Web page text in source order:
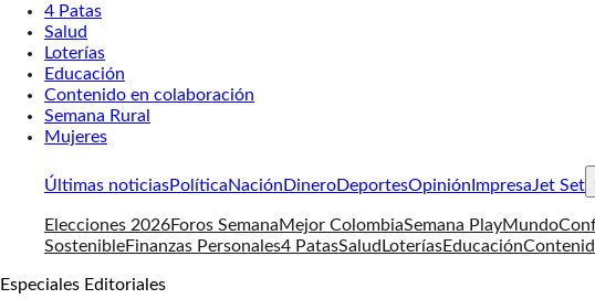
4 Patas
Salud
Loterías
Educación
Contenido en colaboración
Semana Rural
Mujeres
Últimas noticiasPolíticaNaciónDineroDeportesOpiniónImpresaJet Set
Elecciones 2026Foros SemanaMejor ColombiaSemana PlayMundo
SostenibleFinanzas Personales4 PatasSaludLoteríasEducación
Especiales Editoriales